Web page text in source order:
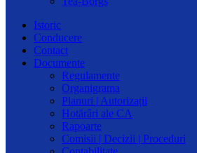
Istoric
Conducere
Contact
Documente
Regulamente
Organigrama
Planuri | Autorizații
Hotărâri ale CA
Rapoarte
Comisii | Decizii | Proceduri